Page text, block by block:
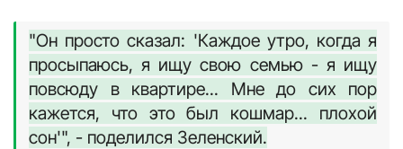
"Он просто сказал: 'Каждое утро, когда я
просыпаюсь, я ищу свою семью - я ищу
повсюду в квартире... Мне до сих пор
кажется, что это был кошмар... плохой
сон'", - поделился Зеленский.